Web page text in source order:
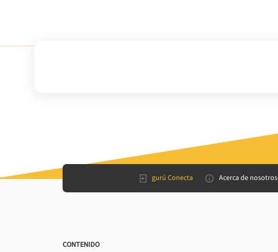
gurú Conecta Acerca de nosotros
CONTENIDO